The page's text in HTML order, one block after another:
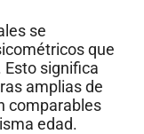
se
que
Esto significa
amplias de
comparables
edad.